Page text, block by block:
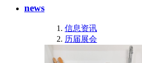
news
信息资讯
历届展会